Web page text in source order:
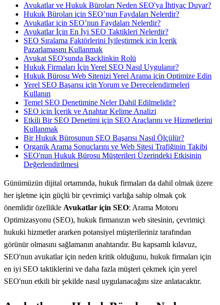
Avukatlar ve Hukuk Büroları Neden SEO'ya İhtiyaç Duyar?
Hukuk Büroları için SEO’nun Faydaları Nelerdir?
Avukatlar için SEO’nun Faydaları Nelerdir?
Avukatlar İçin En İyi SEO Taktikleri Nelerdir?
SEO Sıralama Faktörlerini İyileştirmek için İçerik
Pazarlamasını Kullanmak
Avukat SEO'sunda Backlinkin Rolü
Hukuk Firmaları İçin Yerel SEO Nasıl Uygulanır?
Hukuk Bürosu Web Sitenizi Yerel Arama için Optimize Edin
Yerel SEO Başarısı için Yorum ve Derecelendirmeleri
Kullanın
Temel SEO Denetimine Neler Dahil Edilmelidir?
SEO için İçerik ve Anahtar Kelime Analizi
Etkili Bir SEO Denetimi için SEO Araçlarını ve Hizmetlerini
Kullanmak
Bir Hukuk Bürosunun SEO Başarısı Nasıl Ölçülür?
Organik Arama Sonuçlarını ve Web Sitesi Trafiğinin Takibi
SEO'nun Hukuk Bürosu Müşterileri Üzerindeki Etkisinin
Değerlendirilmesi
Günümüzün dijital ortamında, hukuk firmaları da dahil olmak üzere
her işletme için güçlü bir çevrimiçi varlığa sahip olmak çok
önemlidir özellikle Avukatlar için SEO: Arama Motoru
Optimizasyonu (SEO), hukuk firmanızın web sitesinin, çevrimiçi
hukuki hizmetler ararken potansiyel müşterileriniz tarafından
görünür olmasını sağlamanın anahtarıdır. Bu kapsamlı kılavuz,
SEO'nun avukatlar için neden kritik olduğunu, hukuk firmaları için
en iyi SEO taktiklerini ve daha fazla müşteri çekmek için yerel
SEO'nun etkili bir şekilde nasıl uygulanacağını size anlatacaktır.